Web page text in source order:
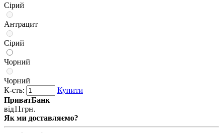
Сірий
Антрацит
Сірий
Чорний
Чорний
К-сть:
Купити
ПриватБанк
від11грн.
Як ми доставляємо?